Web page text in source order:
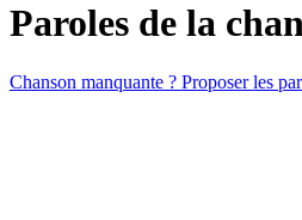
Paroles de la
Chanson manquante ? Proposer les